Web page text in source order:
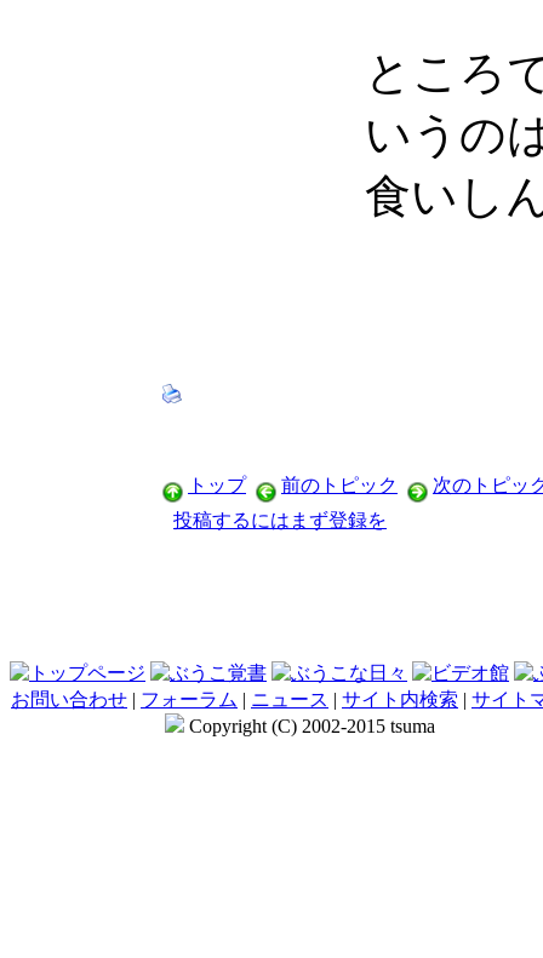
ところ
いうの
食いし
トップ 前のトピック
次のトピッ
投稿するにはまず登録を
お問い合わせ | フォーラム | ニュース | サイト内検索 | サイト
Copyright (C) 2002-2015 tsuma